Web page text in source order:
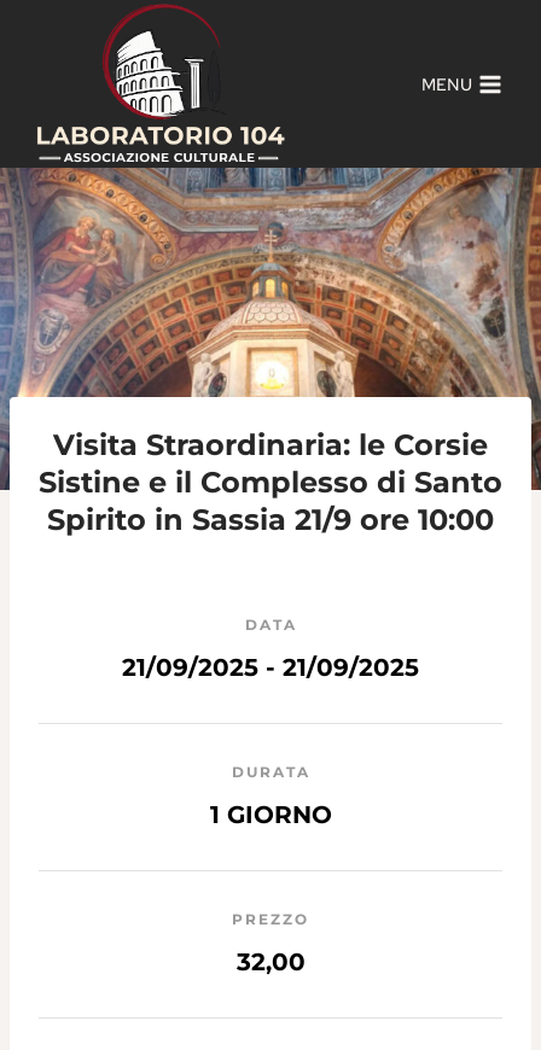
contenuto
MENU
Visita Straordinaria: le Corsie
Sistine e il Complesso di Santo
Spirito in Sassia 21/9 ore 10:00
DATA
21/09/2025 - 21/09/2025
DURATA
1 GIORNO
PREZZO
32,00